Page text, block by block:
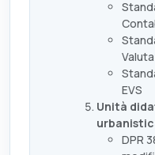
EVS
Unità
DPR